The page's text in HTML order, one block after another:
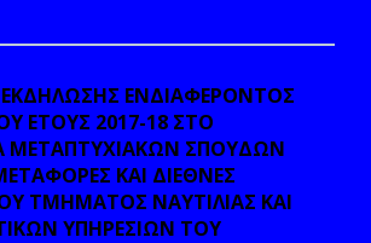
ΕΝΔΙΑΦΕΡΟΝΤΟΣ
ΕΤΟΥΣ 2017-18 ΣΤΟ
ΜΕΤΑΠΤΥΧΙΑΚΩΝ ΣΠΟΥΔΩΝ
ΚΑΙ ΔΙΕΘΝΕΣ
ΤΜΗΜΑΤΟΣ ΝΑΥΤΙΛΙΑΣ ΚΑΙ
ΥΠΗΡΕΣΙΩΝ ΤΟΥ